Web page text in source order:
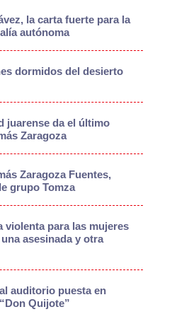
la carta fuerte para la
autónoma
dormidos del desierto
juarense da el último
Zaragoza
Zaragoza Fuentes,
grupo Tomza
violenta para las mujeres
asesinada y otra
auditorio puesta en
Quijote”